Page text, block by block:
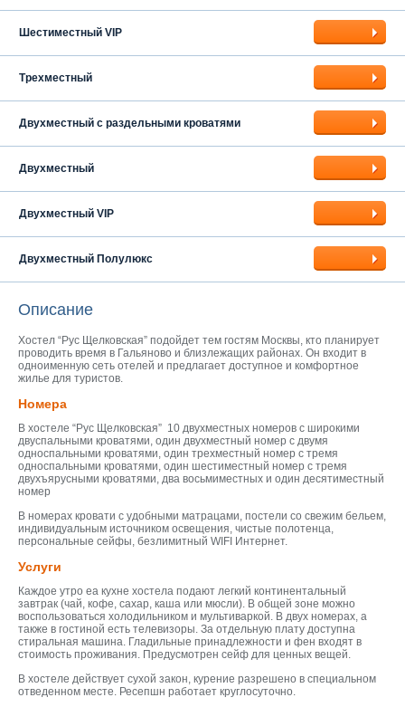
Шестиместный VIP
Трехместный
Двухместный с раздельными кроватями
Двухместный
Двухместный VIP
Двухместный Полулюкс
Описание
Хостел “Рус Щелковская” подойдет тем гостям Москвы, кто планирует
проводить время в Гальяново и близлежащих районах. Он входит в
одноименную сеть отелей и предлагает доступное и комфортное
жилье для туристов.
Номера
В хостеле “Рус Щелковская” 10 двухместных номеров с широкими
двуспальными кроватями, один двухместный номер с двумя
односпальными кроватями, один трехместный номер с тремя
односпальными кроватями, один шестиместный номер с тремя
двухъярусными кроватями, два восьмиместных и один десятиместный
номер
В номерах кровати с удобными матрацами, постели со свежим бельем,
индивидуальным источником освещения, чистые полотенца,
персональные сейфы, безлимитный WIFI Интернет.
Услуги
Каждое утро еа кухне хостела подают легкий континентальный
завтрак (чай, кофе, сахар, каша или мюсли). В общей зоне можно
воспользоваться холодильником и мультиваркой. В двух номерах, а
также в гостиной есть телевизоры. За отдельную плату доступна
стиральная машина. Гладильные принадлежности и фен входят в
стоимость проживания. Предусмотрен сейф для ценных вещей.
В хостеле действует сухой закон, курение разрешено в специальном
отведенном месте. Ресепшн работает круглосуточно.